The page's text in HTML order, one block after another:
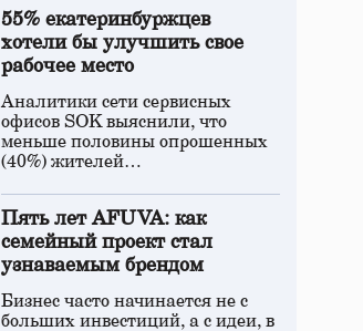
55% екатеринбуржцев
хотели бы улучшить свое
рабочее место
Аналитики сети сервисных
офисов SOK выяснили, что
меньше половины опрошенных
(40%) жителей…
Пять лет AFUVA: как
семейный проект стал
узнаваемым брендом
Бизнес часто начинается не с
больших инвестиций, а с идеи, в